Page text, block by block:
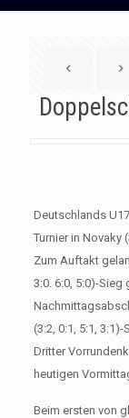
Deutschlands
Turnier in Novaky
Zum Auftakt
3:0. 6:0, 5:0)-Sieg
(3:2, 0:1, 5:1,
Dritter
heutigen
Beim ersten von